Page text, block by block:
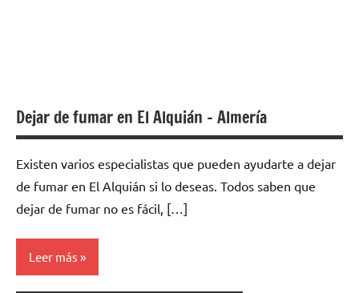
Dejar de fumar en El Alquián – Almería
Existen varios especialistas quе pueden ayudarte а dejar
dе fumar en El Alquián ѕi lo deseas. Todos saben quе
dejar dе fumar no es fácil, […]
Leer más